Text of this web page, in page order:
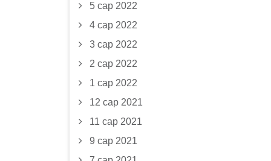
5 сар 2022
4 сар 2022
3 сар 2022
2 сар 2022
1 сар 2022
12 сар 2021
11 сар 2021
9 сар 2021